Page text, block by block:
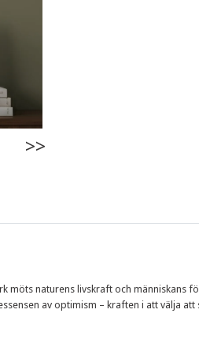
>>
möts naturens livskraft och människans
av optimism – kraften i att välja att